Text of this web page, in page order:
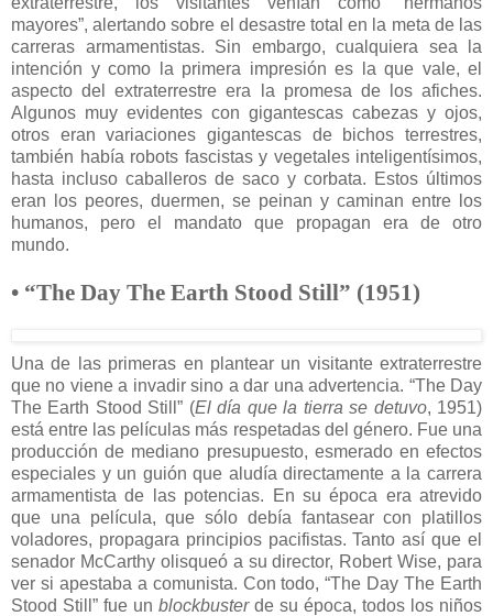
mayores”, alertando sobre el desastre total en la meta de las
carreras armamentistas. Sin embargo, cualquiera sea la
intención y como la primera impresión es la que vale, el
aspecto del extraterrestre era la promesa de los afiches.
Algunos muy evidentes con gigantescas cabezas y ojos,
otros eran variaciones gigantescas de bichos terrestres,
también había robots fascistas y vegetales inteligentísimos,
hasta incluso caballeros de saco y corbata. Estos últimos
eran los peores, duermen, se peinan y caminan entre los
humanos, pero el mandato que propagan era de otro
mundo.
• “The Day The Earth Stood Still” (1951)
Una de las primeras en plantear un visitante extraterrestre
que no viene a invadir sino a dar una advertencia. “The Day
The Earth Stood Still” (El día que la tierra se detuvo, 1951)
está entre las películas más respetadas del género. Fue una
producción de mediano presupuesto, esmerado en efectos
especiales y un guión que aludía directamente a la carrera
armamentista de las potencias. En su época era atrevido
que una película, que sólo debía fantasear con platillos
voladores, propagara principios pacifistas. Tanto así que el
senador McCarthy olisqueó a su director, Robert Wise, para
ver si apestaba a comunista. Con todo, “The Day The Earth
Stood Still” fue un blockbusterde su época, todos los niños